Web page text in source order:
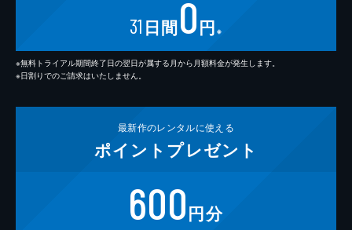
31 日間0円 ※
※無料トライアル期間終了日の翌日が属する月から月額料金が発生します。
※日割りでのご請求はいたしません。
最新作のレンタルに使える
ポイント プレゼント
600円分